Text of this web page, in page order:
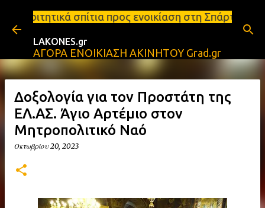
Μετάβαση στο κύριο περιεχόμενο
προς ενοικίαση στη Σπάρτη Ενοικιάσεις
LAKONES.gr
ΑΓΟΡΑ ΕΝΟΙΚΙΑΣΗ ΑΚΙΝΗΤΟΥ Grad.gr
Δοξολογία για τον Προστάτη της
ΕΛ.ΑΣ. Άγιο Αρτέμιο στον
Μητροπολιτικό Ναό
Οκτωβρίου 20, 2023